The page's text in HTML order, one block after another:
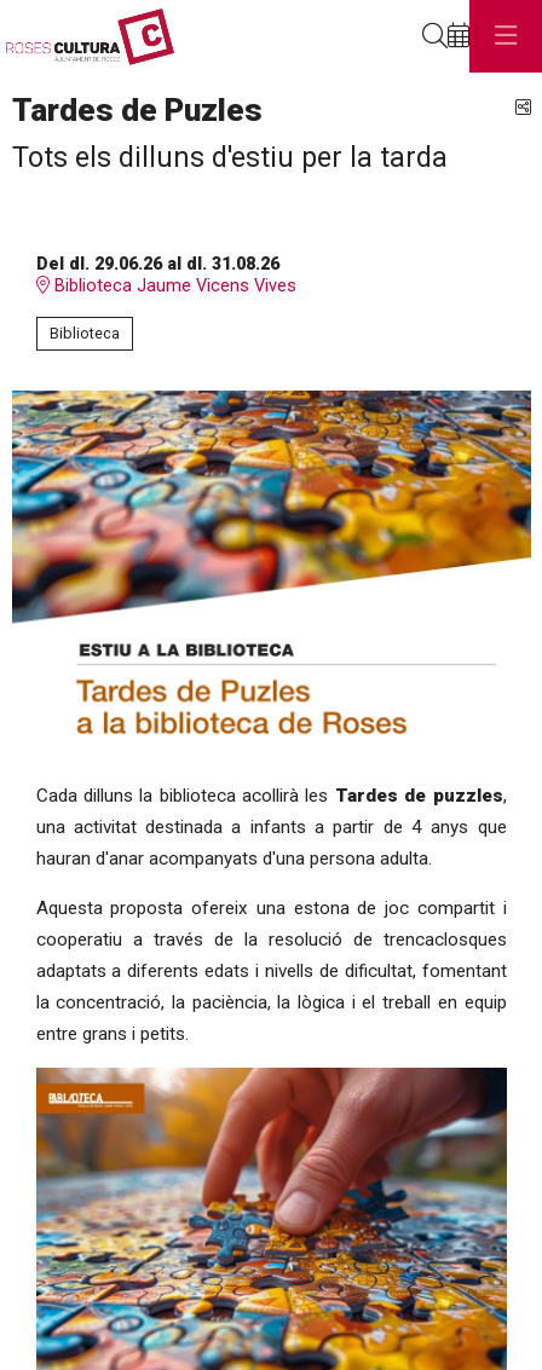
Tardes de Puzles
Tots els dilluns d'estiu per la tarda
Del dl. 29.06.26al dl. 31.08.26
Biblioteca Jaume Vicens Vives
Biblioteca
Cada dilluns la biblioteca acollirà les Tardes de puzzles,
una activitat destinada a infants a partir de 4 anys que
hauran d'anar acompanyats d'una persona adulta.
Aquesta proposta ofereix una estona de joc compartit i
cooperatiu a través de la resolució de trencaclosques
adaptats a diferents edats i nivells de dificultat, fomentant
la concentració, la paciència, la lògica i el treball en equip
entre grans i petits.